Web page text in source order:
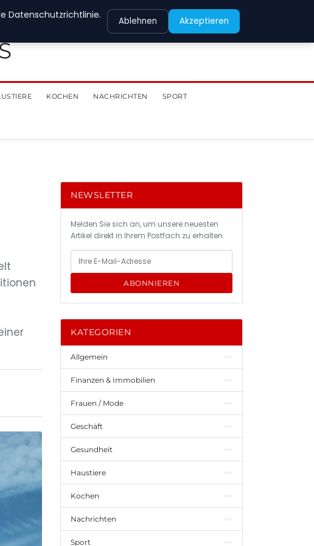
KOCHEN NACHRICHTEN SPORT
NEWSLETTER
Melden Sie sich an, um unsere neuesten
Artikel direkt in Ihrem Postfach zu erhalten.
ABONNIEREN
KATEGORIEN
Allgemein
Finanzen & Immobilien
Frauen / Mode
Geschäft
Gesundheit
Haustiere
Kochen
Nachrichten
Sport
Datenschutzrichtlinie.
Ablehnen Akzeptieren